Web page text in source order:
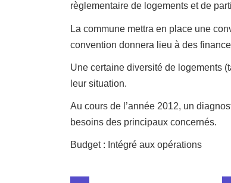
règlementaire de logements et de
La commune mettra en place une
convention donnera lieu à des
Une certaine diversité de logements
leur situation.
Au cours de l’année 2012, un
besoins des principaux concernés.
Budget : Intégré aux opérations